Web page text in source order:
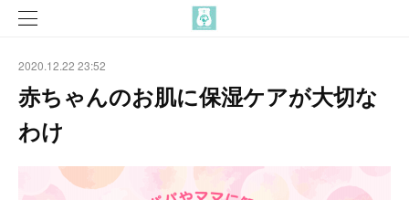
2020.12.22 23:52
赤ちゃんのお肌に保湿ケアが大切な
わけ